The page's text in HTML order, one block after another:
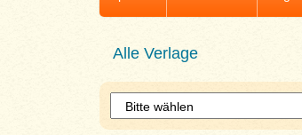
Alle Verlage